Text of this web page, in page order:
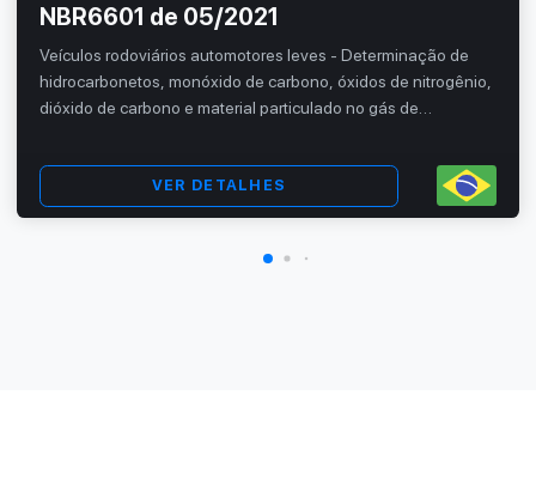
NBR6601 de 05/2021
Veículos rodoviários automotores leves - Determinação de
hidrocarbonetos, monóxido de carbono, óxidos de nitrogênio,
dióxido de carbono e material particulado no gás de
VER DETALHES